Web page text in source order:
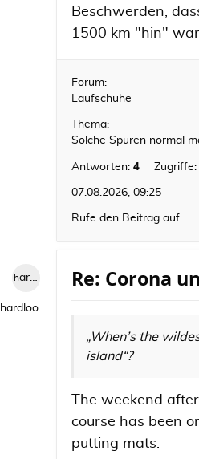
Beschwerden,
1500 km "hin"
Forum:
Laufschuhe
Thema:
Solche Spuren normal
Antworten: 4 Zugriffe:
07.08.2026, 09:25
Rufe den Beitrag auf
hardlooper
hardlooper
Re: Corona
„When’s the
island“?
The weekend
course has been
putting mats.